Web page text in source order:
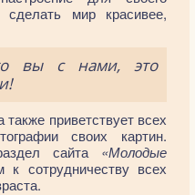
мир красивее,
вы с нами, это
также приветствует всех
своих картин.
сайта «Молодые
сотрудничеству всех